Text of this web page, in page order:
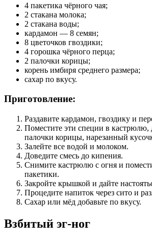
4 пакетика чёрного чая;
2 стакана молока;
2 стакана воды;
кардамон — 8 семян;
8 цветочков гвоздики;
4 горошка чёрного перца;
2 палочки корицы;
корень имбиря среднего размера;
сахар по вкусу.
Приготовление:
Раздавите кардамон, гвоздику и
Поместите эти специи в кастрюлю,
палочки корицы, нарезанный
Залейте все водой и молоком.
Доведите смесь до кипения.
Снимите кастрюлю с огня и
пакетики.
Закройте крышкой и дайте
Процедите напиток через сито и
Сахар или мёд добавьте по вкусу.
Взбитый эг-ног